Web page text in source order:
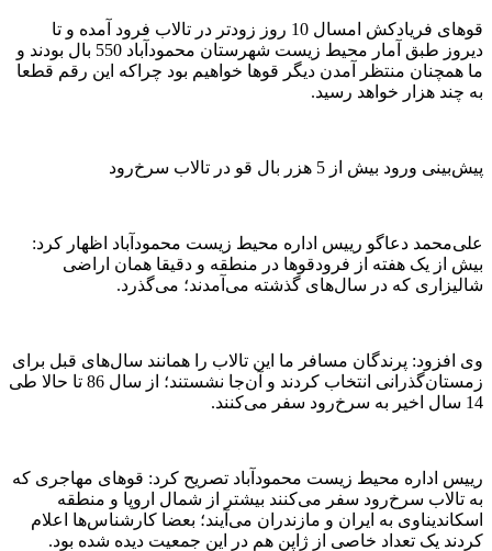
قوهای فریادکش امسال 10 روز زودتر در تالاب فرود آمده و تا
دیروز طبق آمار محیط زیست شهرستان محمودآباد 550 بال بودند و
ما همچنان منتظر آمدن دیگر قوها خواهیم بود چراکه این رقم قطعا
به چند هزار خواهد رسید.
پیش‌بینی ورود بیش از 5 هزر بال قو در تالاب سرخ‌رود
علی‌محمد دعاگو رییس اداره محیط زیست محمودآباد اظهار کرد:
بیش از یک هفته از فرودقوها در منطقه و دقیقا همان اراضی
شالیزاری که در سال‌های گذشته می‌آمدند؛ می‌گذرد.
وی افزود: پرندگان مسافر ما این تالاب را همانند سال‌های قبل برای
زمستان‌گذرانی انتخاب کردند و آن‌جا نشستند؛ از سال 86 تا حالا طی
14 سال اخیر به سرخ‌رود سفر می‌کنند.
رییس اداره محیط زیست محمودآباد تصریح کرد: قوهای مهاجری که
به تالاب سرخ‌رود سفر می‌کنند بیشتر از شمال اروپا و منطقه
اسکاندیناوی به ایران و مازندران می‌آیند؛ بعضا کارشناس‌ها اعلام
کردند یک تعداد خاصی از ژاپن هم در این جمعیت دیده شده بود.